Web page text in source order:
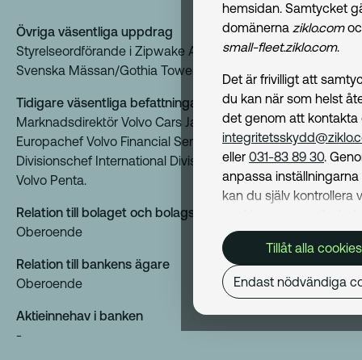
Övriga väsentliga uppdrag
Styrelseordförande i Zipwake AB. Styrelseledamot i
Svenska Mässan/Gothia Towers och Allgon AB.
Tidigare väsentliga befattningar
Marknadsdirektör Volvo Cars Japan, VD AB Volvofinans,
Europachef Volvo Financial Services. CFO Volvo Trucks,
Divisionschef International Division Volvo Trucks och VD
Volvo Penta.
Relation till bolaget och bolagsledningen
Oberoende
Relation till bankens ägare
Oberoende
Aktieinnehav i banken
-
hemsidan. Samtycket
domänerna ziklo.com
small-fleet.ziklo.com.
Det är frivilligt att
du kan när som helst
det genom att kontakta
eller 031-83 89 30.
anpassa
kan du själv kontrollera
Cookiepolicykan du
om hur vi använder
och hur du kan undvika
Mer om behandling av
personuppgifter hittar
Dataskyddspolicy.
Tillåt alla cookies
Endast nödvändiga